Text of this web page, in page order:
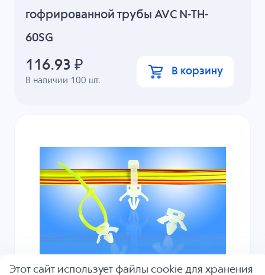
гофрированной трубы AVC N-TH-
60SG
В наличии 100 шт.
116.93 ₽ В корзину
Этот сайт использует файлы cookie для хранения